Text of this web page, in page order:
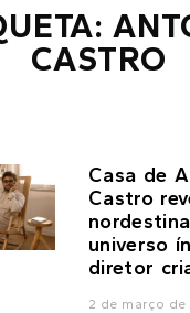
CASTRO
Casa de
Castro
universo
diretor
2 de março de